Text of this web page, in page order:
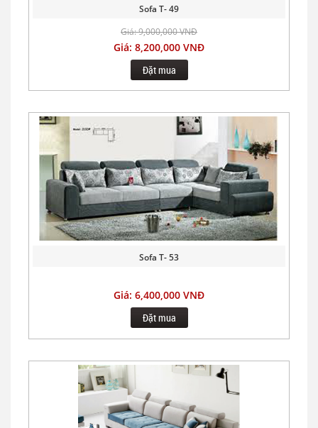
Sofa T- 49
Giá: 9,000,000 VNĐ
Giá: 8,200,000 VNĐ
Đặt mua
Sofa T- 53
Giá: 6,400,000 VNĐ
Đặt mua